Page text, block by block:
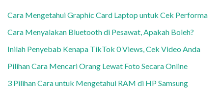
Cara Mengetahui Graphic Card Laptop untuk Cek Performa
Cara Menyalakan Bluetooth di Pesawat, Apakah Boleh?
Inilah Penyebab Kenapa TikTok 0 Views, Cek Video Anda
Pilihan Cara Mencari Orang Lewat Foto Secara Online
3 Pilihan Cara untuk Mengetahui RAM di HP Samsung